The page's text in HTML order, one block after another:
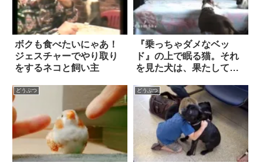
ボクも食べたいにゃあ！
ジェスチャーでやり取り
をするネコと飼い主
『乗っちゃダメなベッ
ド』の上で眠る猫。それ
を見た犬は、果たしてど
どうぶつ どうぶつ